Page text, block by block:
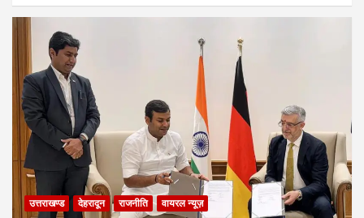
उत्तराखण्ड देहरादून राजनीति वायरल न्यूज़